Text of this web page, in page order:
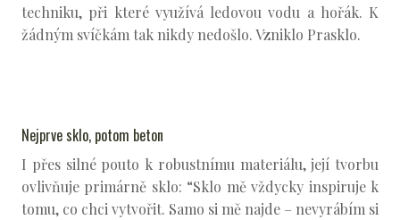
techniku, při které využívá ledovou vodu a hořák. K
žádným svíčkám tak nikdy nedošlo. Vzniklo Prasklo.
Nejprve sklo, potom beton
I přes silné pouto k robustnímu materiálu, její tvorbu
ovlivňuje primárně sklo: “Sklo mě vždycky inspiruje k
tomu, co chci vytvořit. Samo si mě najde – nevyrábím si